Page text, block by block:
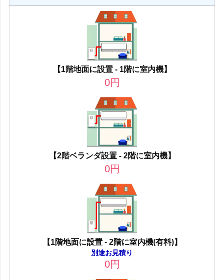
【1階地面に設置 - 1階に室内機】
0円
【2階ベランダ設置 - 2階に室内機】
0円
【1階地面に設置 - 2階に室内機(有料)】
別途お見積り
0円